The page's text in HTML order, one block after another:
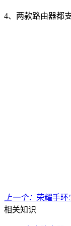
4、两款路由器都
上一个： 荣耀手环
相关知识